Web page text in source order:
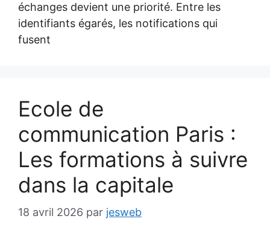
échanges devient une priorité. Entre les
identifiants égarés, les notifications qui
fusent
Ecole de
communication Paris :
Les formations à suivre
dans la capitale
18 avril 2026 par jesweb